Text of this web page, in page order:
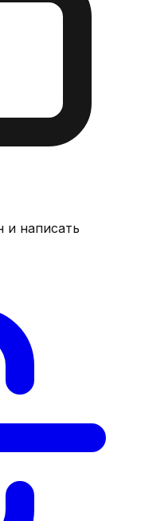
и написать